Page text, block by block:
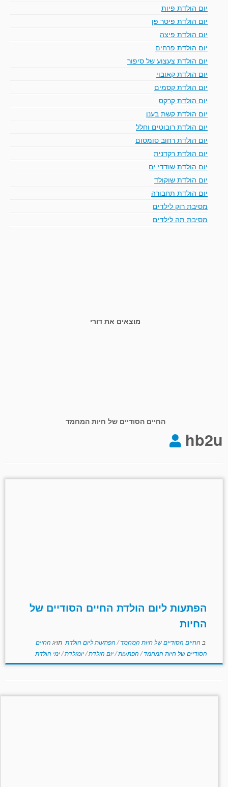
יום הולדת פיות
יום הולדת פיטר פן
יום הולדת פיצה
יום הולדת פרחים
יום הולדת צעצוע של סיפור
יום הולדת קאובוי
יום הולדת קסמים
יום הולדת קרקס
יום הולדת קשת בענן
יום הולדת רובוטים וחלל
יום הולדת רחוב סומסום
יום הולדת רקדנית
יום הולדת שודדי ים
יום הולדת שוקולד
יום הולדת תחבורה
מסיבת רוק לילדים
מסיבת תה לילדים
מוצאים את דורי
החיים הסודיים של חיות המחמד
hb2u
הפתעות ליום הולדת החיים הסודיים של
החיות
ב החיים הסודיים של חיות המחמד/ הפתעות ליום הולדת תויג החיים
הסודיים של חיות המחמד/ הפתעות/יום הולדת/יומולדת/ימי הולדת